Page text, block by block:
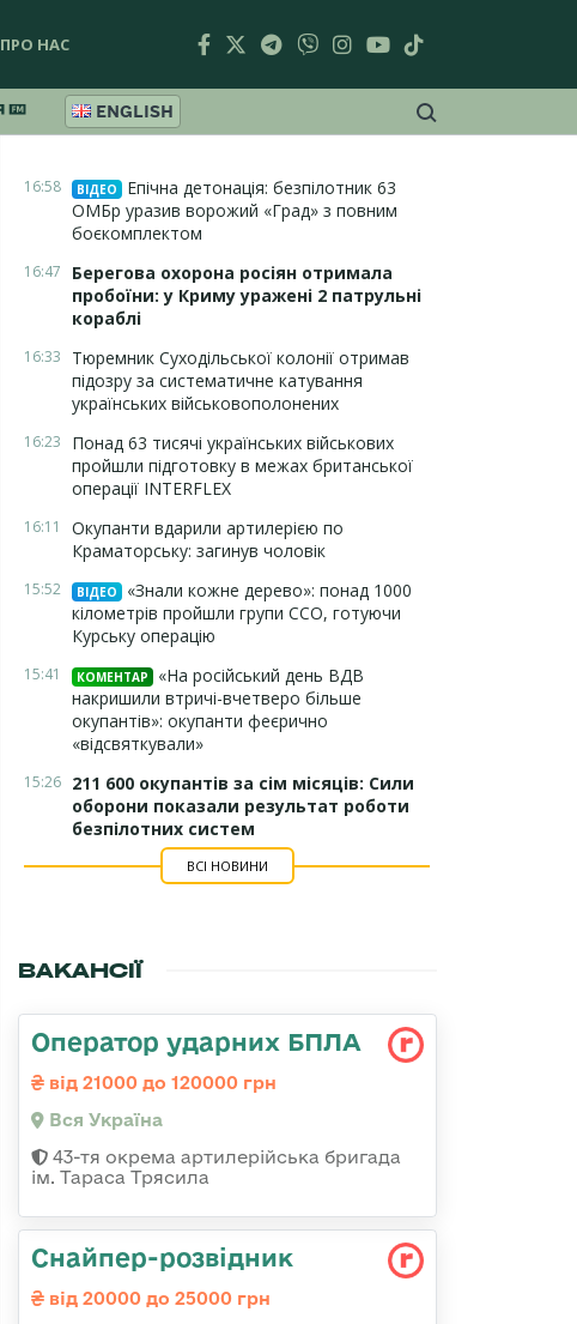
ПРО НАС
ENGLISH
16:58 ВІДЕО
Епічна детонація: безпілотник 63
ОМБр уразив ворожий «Град» з повним
боєкомплектом
16:47
Берегова охорона росіян отримала
пробоїни: у Криму уражені 2 патрульні
кораблі
16:33
Тюремник Суходільської колонії отримав
підозру за систематичне катування
українських військовополонених
16:23
Понад 63 тисячі українських військових
пройшли підготовку в межах британської
операції INTERFLEX
16:11
Окупанти вдарили артилерією по
Краматорську: загинув чоловік
15:52 ВІДЕО
«Знали кожне дерево»: понад 1000
кілометрів пройшли групи ССО, готуючи
Курську операцію
15:41 КОМЕНТАР
«На російський день ВДВ
накришили втричі-вчетверо більше
окупантів»: окупанти феєрично
«відсвяткували»
15:26 211 600 окупантів за сім місяців: Сили
оборони показали результат роботи
безпілотних систем
ВСІ НОВИНИ
ВАКАНСІЇ
Оператор ударних БПЛА
від 21000 до 120000 грн
Вся Україна
43-тя окрема артилерійська бригада
ім. Тараса Трясила
Снайпер-розвідник
від 20000 до 25000 грн